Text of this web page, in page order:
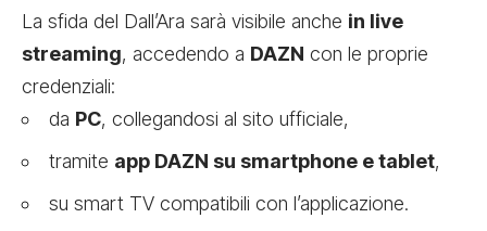
La sfida del Dall’Ara sarà visibile anche in live
streaming, accedendo a DAZN con le proprie
credenziali:
da PC, collegandosi al sito ufficiale,
tramite app DAZN su smartphone e tablet,
su smart TV compatibili con l’applicazione.